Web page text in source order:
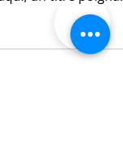
Céline a sorti
Past Five" réalisé
un titre poignant